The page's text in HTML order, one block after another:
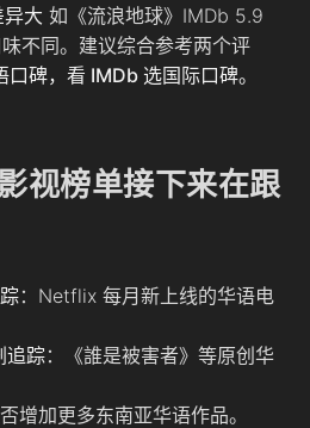
大 如《流浪地球》IMDb 5.9
不同。建议综合参考两个评
碑，看 IMDb 选国际口碑。
视榜单接下来在跟
：Netflix 每月新上线的华语电
追踪：《誰是被害者》等原创华
增加更多东南亚华语作品。